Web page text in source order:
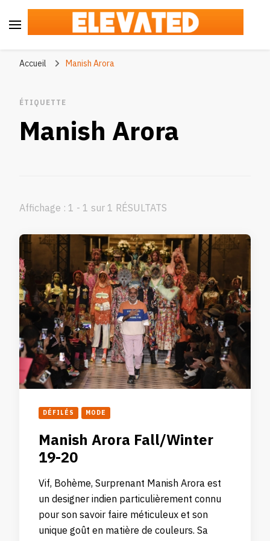
Accueil Manish Arora
ÉTIQUETTE
Manish Arora
Affichage : 1 - 1 sur 1 RÉSULTATS
DÉFILÉS MODE
Manish Arora Fall/Winter
19-20
Vif, Bohème, Surprenant Manish Arora est
un designer indien particulièrement connu
pour son savoir faire méticuleux et son
unique goût en matière de couleurs. Sa